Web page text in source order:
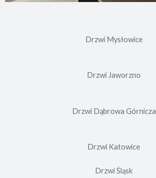
Drzwi Mysłowice
Drzwi Jaworzno
Drzwi Dąbrowa Górnicza
Drzwi Katowice
Drzwi Śląsk